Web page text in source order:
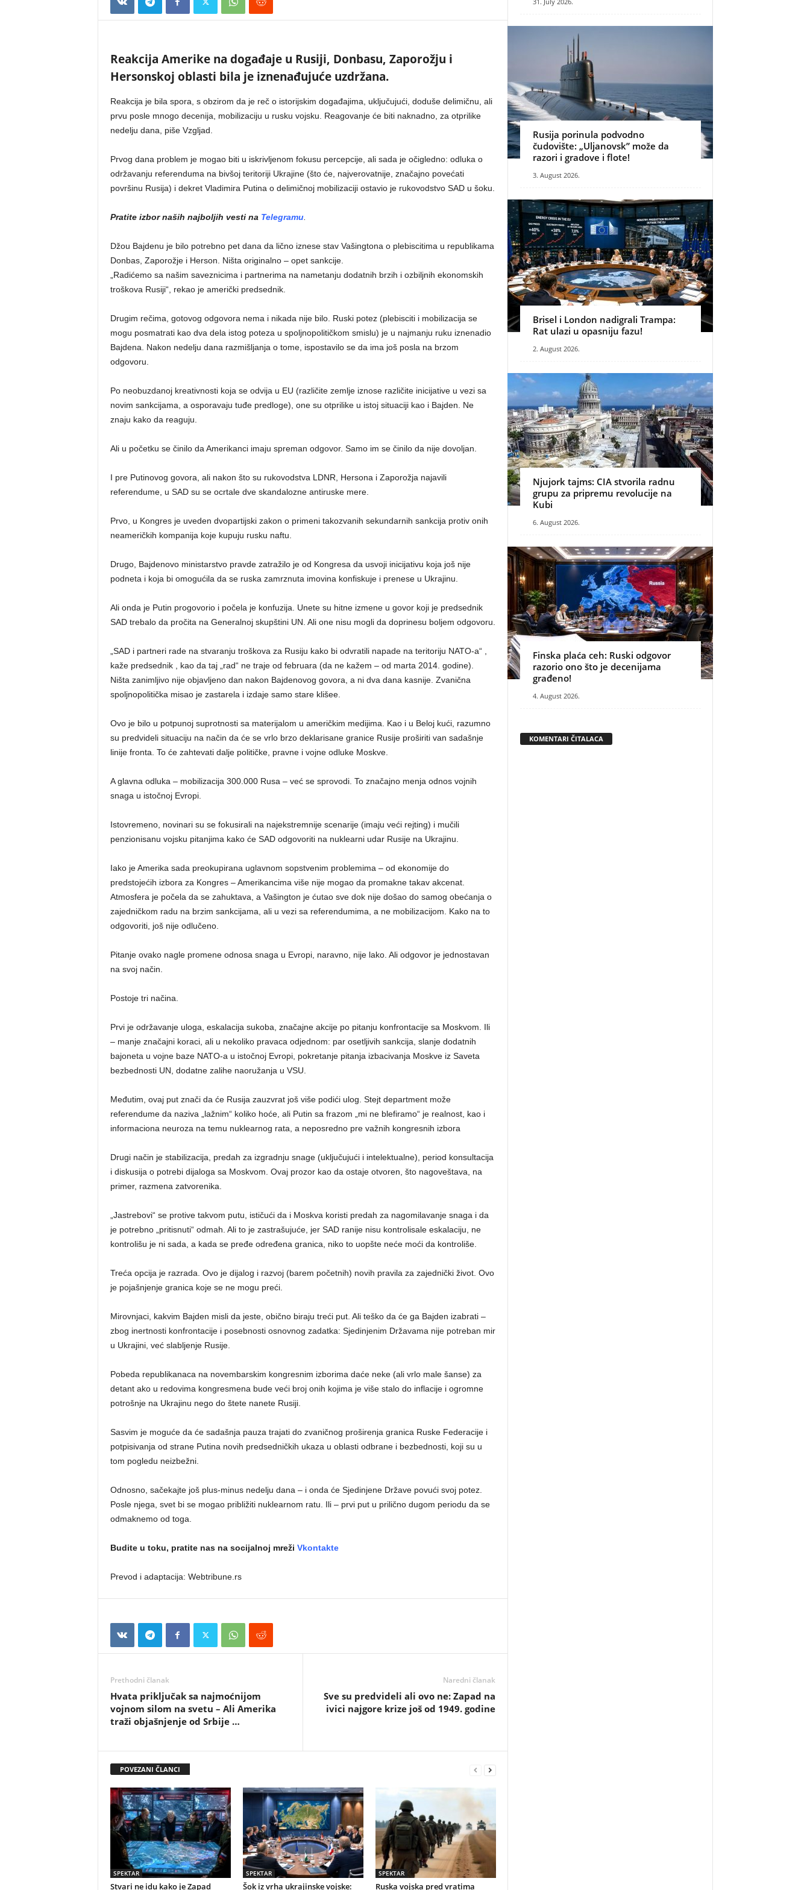
Reakcija Amerike na događaje u Rusiji, Donbasu, Zaporožju i
Hersonskoj oblasti bila je iznenađujuće uzdržana.
Reakcija je bila spora, s obzirom da je reč o istorijskim događajima, uključujući, doduše delimičnu, ali
prvu posle mnogo decenija, mobilizaciju u rusku vojsku. Reagovanje će biti naknadno, za otprilike
nedelju dana, piše Vzgljad.
Prvog dana problem je mogao biti u iskrivljenom fokusu percepcije, ali sada je očigledno: odluka o
održavanju referenduma na bivšoj teritoriji Ukrajine (što će, najverovatnije, značajno povećati
površinu Rusija) i dekret Vladimira Putina o delimičnoj mobilizaciji ostavio je rukovodstvo SAD u šoku.
Pratite izbor naših najboljih vesti na Telegramu.
Džou Bajdenu je bilo potrebno pet dana da lično iznese stav Vašingtona o plebiscitima u republikama
Donbas, Zaporožje i Herson. Ništa originalno – opet sankcije.
„Radićemo sa našim saveznicima i partnerima na nametanju dodatnih brzih i ozbiljnih ekonomskih
troškova Rusiji“, rekao je američki predsednik.
Drugim rečima, gotovog odgovora nema i nikada nije bilo. Ruski potez (plebisciti i mobilizacija se
mogu posmatrati kao dva dela istog poteza u spoljnopolitičkom smislu) je u najmanju ruku iznenadio
Bajdena. Nakon nedelju dana razmišljanja o tome, ispostavilo se da ima još posla na brzom
odgovoru.
Po neobuzdanoj kreativnosti koja se odvija u EU (različite zemlje iznose različite inicijative u vezi sa
novim sankcijama, a osporavaju tuđe predloge), one su otprilike u istoj situaciji kao i Bajden. Ne
znaju kako da reaguju.
Ali u početku se činilo da Amerikanci imaju spreman odgovor. Samo im se činilo da nije dovoljan.
I pre Putinovog govora, ali nakon što su rukovodstva LDNR, Hersona i Zaporožja najavili
referendume, u SAD su se ocrtale dve skandalozne antiruske mere.
Prvo, u Kongres je uveden dvopartijski zakon o primeni takozvanih sekundarnih sankcija protiv onih
neameričkih kompanija koje kupuju rusku naftu.
Drugo, Bajdenovo ministarstvo pravde zatražilo je od Kongresa da usvoji inicijativu koja još nije
podneta i koja bi omogućila da se ruska zamrznuta imovina konfiskuje i prenese u Ukrajinu.
Ali onda je Putin progovorio i počela je konfuzija. Unete su hitne izmene u govor koji je predsednik
SAD trebalo da pročita na Generalnoj skupštini UN. Ali one nisu mogli da doprinesu boljem odgovoru.
„SAD i partneri rade na stvaranju troškova za Rusiju kako bi odvratili napade na teritoriju NATO-a“ ,
kaže predsednik , kao da taj „rad“ ne traje od februara (da ne kažem – od marta 2014. godine).
Ništa zanimljivo nije objavljeno dan nakon Bajdenovog govora, a ni dva dana kasnije. Zvanična
spoljnopolitička misao je zastarela i izdaje samo stare klišee.
Ovo je bilo u potpunoj suprotnosti sa materijalom u američkim medijima. Kao i u Beloj kući, razumno
su predvideli situaciju na način da će se vrlo brzo deklarisane granice Rusije proširiti van sadašnje
linije fronta. To će zahtevati dalje političke, pravne i vojne odluke Moskve.
A glavna odluka – mobilizacija 300.000 Rusa – već se sprovodi. To značajno menja odnos vojnih
snaga u istočnoj Evropi.
Istovremeno, novinari su se fokusirali na najekstremnije scenarije (imaju veći rejting) i mučili
penzionisanu vojsku pitanjima kako će SAD odgovoriti na nuklearni udar Rusije na Ukrajinu.
Iako je Amerika sada preokupirana uglavnom sopstvenim problemima – od ekonomije do
predstojećih izbora za Kongres – Amerikancima više nije mogao da promakne takav akcenat.
Atmosfera je počela da se zahuktava, a Vašington je ćutao sve dok nije došao do samog obećanja o
zajedničkom radu na brzim sankcijama, ali u vezi sa referendumima, a ne mobilizacijom. Kako na to
odgovoriti, još nije odlučeno.
Pitanje ovako nagle promene odnosa snaga u Evropi, naravno, nije lako. Ali odgovor je jednostavan
na svoj način.
Postoje tri načina.
Prvi je održavanje uloga, eskalacija sukoba, značajne akcije po pitanju konfrontacije sa Moskvom. Ili
– manje značajni koraci, ali u nekoliko pravaca odjednom: par osetljivih sankcija, slanje dodatnih
bajoneta u vojne baze NATO-a u istočnoj Evropi, pokretanje pitanja izbacivanja Moskve iz Saveta
bezbednosti UN, dodatne zalihe naoružanja u VSU.
Međutim, ovaj put znači da će Rusija zauzvrat još više podići ulog. Stejt department može
referendume da naziva „lažnim“ koliko hoće, ali Putin sa frazom „mi ne blefiramo“ je realnost, kao i
informaciona neuroza na temu nuklearnog rata, a neposredno pre važnih kongresnih izbora
Drugi način je stabilizacija, predah za izgradnju snage (uključujući i intelektualne), period konsultacija
i diskusija o potrebi dijaloga sa Moskvom. Ovaj prozor kao da ostaje otvoren, što nagoveštava, na
primer, razmena zatvorenika.
„Jastrebovi“ se protive takvom putu, ističući da i Moskva koristi predah za nagomilavanje snaga i da
je potrebno „pritisnuti“ odmah. Ali to je zastrašujuće, jer SAD ranije nisu kontrolisale eskalaciju, ne
kontrolišu je ni sada, a kada se pređe određena granica, niko to uopšte neće moći da kontroliše.
Treća opcija je razrada. Ovo je dijalog i razvoj (barem početnih) novih pravila za zajednički život. Ovo
je pojašnjenje granica koje se ne mogu preći.
Mirovnjaci, kakvim Bajden misli da jeste, obično biraju treći put. Ali teško da će ga Bajden izabrati –
zbog inertnosti konfrontacije i posebnosti osnovnog zadatka: Sjedinjenim Državama nije potreban mir
u Ukrajini, već slabljenje Rusije.
Pobeda republikanaca na novembarskim kongresnim izborima daće neke (ali vrlo male šanse) za
detant ako u redovima kongresmena bude veći broj onih kojima je više stalo do inflacije i ogromne
potrošnje na Ukrajinu nego do štete nanete Rusiji.
Sasvim je moguće da će sadašnja pauza trajati do zvaničnog proširenja granica Ruske Federacije i
potpisivanja od strane Putina novih predsedničkih ukaza u oblasti odbrane i bezbednosti, koji su u
tom pogledu neizbežni.
Odnosno, sačekajte još plus-minus nedelju dana – i onda će Sjedinjene Države povući svoj potez.
Posle njega, svet bi se mogao približiti nuklearnom ratu. Ili – prvi put u prilično dugom periodu da se
odmaknemo od toga.
Budite u toku, pratite nas na socijalnoj mreži Vkontakte
Prevod i adaptacija: Webtribune.rs
Prethodni članak
Hvata priključak sa najmoćnijom
vojnom silom na svetu – Ali Amerika
traži objašnjenje od Srbije …
Naredni članak
Sve su predvideli ali ovo ne: Zapad na
ivici najgore krize još od 1949. godine
POVEZANI ČLANCI
SPEKTAR
Stvari ne idu kako je Zapad
SPEKTAR
Šok iz vrha ukrajinske vojske:
SPEKTAR
Ruska vojska pred vratima
Rusija porinula podvodno
čudovište: „Uljanovsk” može da
razori i gradove i flote!
3. August 2026.
Brisel i London nadigrali Trampa:
Rat ulazi u opasniju fazu!
2. August 2026.
Njujork tajms: CIA stvorila radnu
grupu za pripremu revolucije na
Kubi
6. August 2026.
Finska plaća ceh: Ruski odgovor
razorio ono što je decenijama
građeno!
4. August 2026.
KOMENTARI ČITALACA